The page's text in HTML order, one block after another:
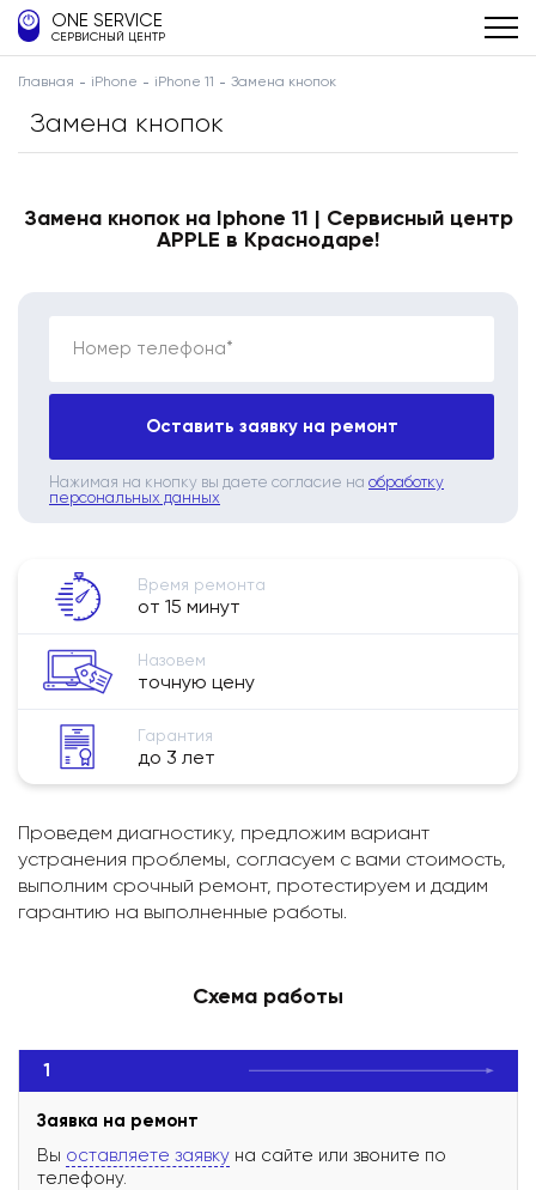
ONE SERVICE
СЕРВИСНЫЙ ЦЕНТР
Главная iPhone iPhone 11 Замена кнопок
Замена кнопок
Замена кнопок на Iphone 11 | Сервисный центр
APPLE в Краснодаре!
Номер телефона*
Оставить заявку на ремонт
Нажимая на кнопку вы даете согласие на обработку
персональных данных
Время ремонта
от 15 минут
Назовем
точную цену
Гарантия
до 3 лет
Проведем диагностику, предложим вариант
устранения проблемы, согласуем с вами стоимость,
выполним срочный ремонт, протестируем и дадим
гарантию на выполненные работы.
Схема работы
1
Заявка на ремонт
Вы оставляете заявку на сайте или звоните по
телефону.